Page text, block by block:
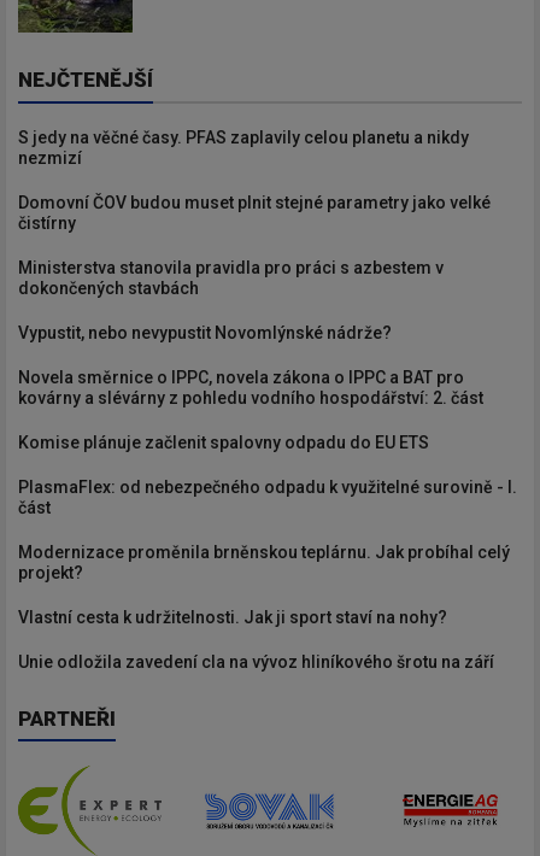
NEJČTENĚJŠÍ
S jedy na věčné časy. PFAS zaplavily celou planetu a nikdy
nezmizí
Domovní ČOV budou muset plnit stejné parametry jako velké
čistírny
Ministerstva stanovila pravidla pro práci s azbestem v
dokončených stavbách
Vypustit, nebo nevypustit Novomlýnské nádrže?
Novela směrnice o IPPC, novela zákona o IPPC a BAT pro
kovárny a slévárny z pohledu vodního hospodářství: 2. část
Komise plánuje začlenit spalovny odpadu do EU ETS
PlasmaFlex: od nebezpečného odpadu k využitelné surovině - I.
část
Modernizace proměnila brněnskou teplárnu. Jak probíhal celý
projekt?
Vlastní cesta k udržitelnosti. Jak ji sport staví na nohy?
Unie odložila zavedení cla na vývoz hliníkového šrotu na září
PARTNEŘI